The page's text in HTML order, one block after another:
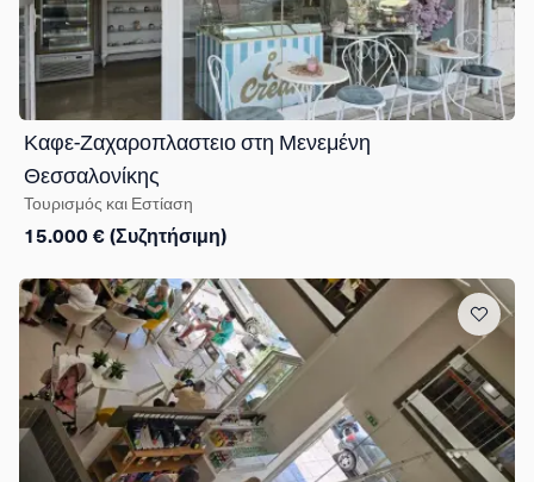
Καφε-Ζαχαροπλαστειο στη Μενεμένη
Θεσσαλονίκης
Τουρισμός και Εστίαση
15.000 € (Συζητήσιμη)